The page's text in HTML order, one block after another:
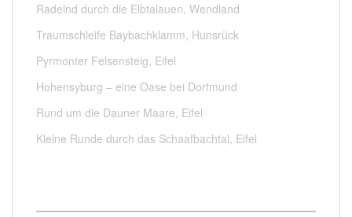
Radelnd durch die Elbtalauen, Wendland
Traumschleife Baybachklamm, Hunsrück
Pyrmonter Felsensteig, Eifel
Hohensyburg – eine Oase bei Dortmund
Rund um die Dauner Maare, Eifel
Kleine Runde durch das Schaafbachtal, Eifel